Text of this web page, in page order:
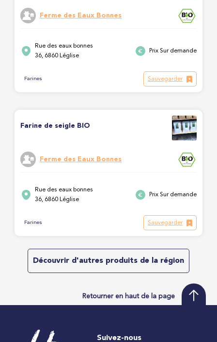
Ferme des Eaux Bonnes
Rue des eaux bonnes
36, 6860 Léglise
Prix Sur demande
Farines Sauvegarder
Farine de seigle BIO
Ferme des Eaux Bonnes
Rue des eaux bonnes
36, 6860 Léglise
Prix Sur demande
Farines Sauvegarder
Découvrir d'autres produits de la région
Retourner en haut de la page
Suivez-nous